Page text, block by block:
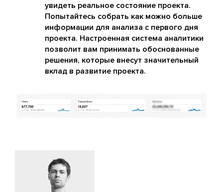
увидеть реальное состояние проекта.
Попытайтесь собрать как можно больше
информации для анализа с первого дня
проекта. Настроенная система аналитики
позволит вам принимать обоснованные
решения, которые внесут значительный
вклад в развитие проекта.